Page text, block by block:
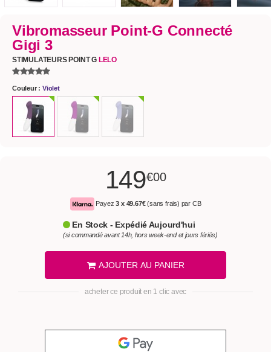
Vibromasseur Point-G Connecté
Gigi 3
STIMULATEURS POINT G LELO
Couleur : Violet
149€00
Payez3 x 49.67€(sans frais) par CB
En Stock - Expédié Aujourd'hui
(si commandé avant 14h, hors week-end et jours fériés)
AJOUTER AU PANIER
acheter ce produit en 1 clic avec